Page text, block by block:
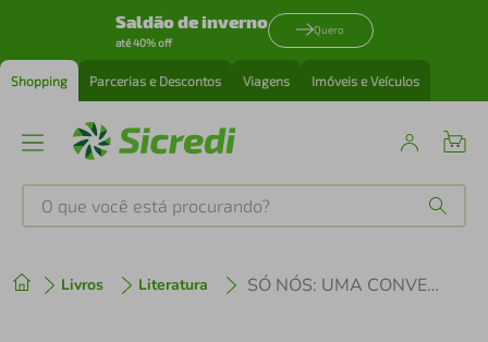
Saldão de inverno
até 40% off
Quero
Shopping Parcerias e Descontos Viagens Imóveis e Veículos
O que você está procurando?
Livros Literatura SÓ NÓS: UMA CONVERSA AMERICANA